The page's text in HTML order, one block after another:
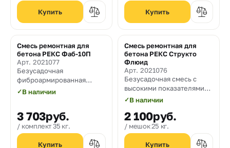
Смесь ремонтная для
бетона РЕКС Фаб-10П
Арт. 2021077
Безусадочная
фиброармированная
паропроницаемая
заливки слоями 50-300
мм. Максимальная
крупность наполнителя 10
✓В наличии
3 703руб.
комплект 35 кг.
Смесь ремонтная для
бетона РЕКС Структо
Флюид
Арт. 2021076
Безусадочная смесь с
высокими показателями
текучести для ремонта
частичной и полной
заменой аэродромных
плит, элементов
конструкций
✓В наличии
2 100руб.
мешок 25 кг.